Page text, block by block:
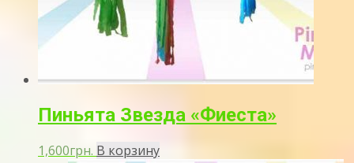
Пиньята Звезда «Фиеста»
1,600грн. В корзину